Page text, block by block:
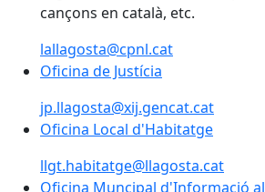
cançons en català, etc.
lallagosta@cpnl.cat
Oficina de Justícia
Oficina de Justícia
jp.llagosta@xij.gencat.cat
Oficina Local d'Habitatge
Oficina Local d'Habitatge
llgt.habitatge@llagosta.cat
Oficina Muncipal d'Informació al
Oficina Muncipal d'Informació